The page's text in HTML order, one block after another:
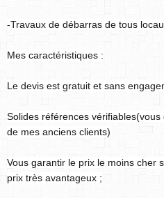
-Travaux de débarras de tous
Mes caractéristiques :
Le devis est gratuit et sans
Solides références
de mes anciens clients)
Vous garantir le prix le moins cher
prix très avantageux ;